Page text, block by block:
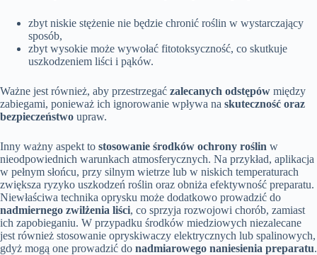
zbyt niskie stężenie nie będzie chronić roślin w wystarczający
sposób,
zbyt wysokie może wywołać fitotoksyczność, co skutkuje
uszkodzeniem liści i pąków.
Ważne jest również, aby przestrzegać zalecanych odstępów między
zabiegami, ponieważ ich ignorowanie wpływa na skuteczność oraz
bezpieczeństwo upraw.
Inny ważny aspekt to stosowanie środków ochrony roślin w
nieodpowiednich warunkach atmosferycznych. Na przykład, aplikacja
w pełnym słońcu, przy silnym wietrze lub w niskich temperaturach
zwiększa ryzyko uszkodzeń roślin oraz obniża efektywność preparatu.
Niewłaściwa technika oprysku może dodatkowo prowadzić do
nadmiernego zwilżenia liści, co sprzyja rozwojowi chorób, zamiast
ich zapobieganiu. W przypadku środków miedziowych niezalecane
jest również stosowanie opryskiwaczy elektrycznych lub spalinowych,
gdyż mogą one prowadzić do nadmiarowego naniesienia preparatu.